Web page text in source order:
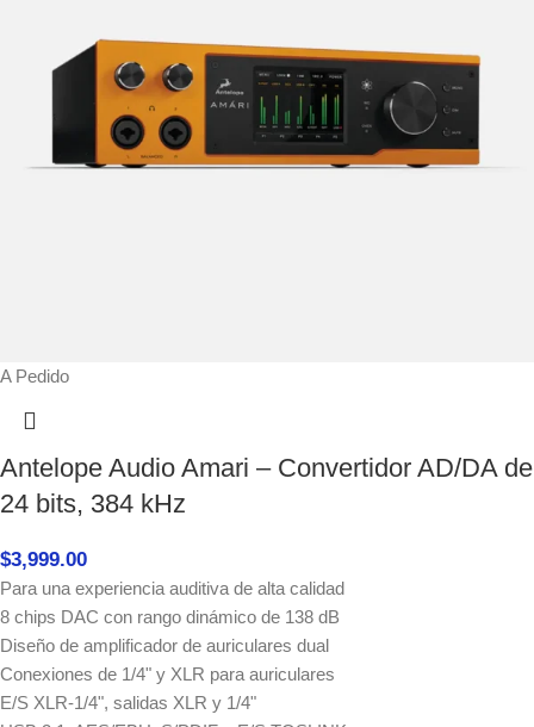
A Pedido
Antelope Audio Amari – Convertidor AD/DA de
24 bits, 384 kHz
$3,999.00
Para una experiencia auditiva de alta calidad
8 chips DAC con rango dinámico de 138 dB
Diseño de amplificador de auriculares dual
Conexiones de 1/4" y XLR para auriculares
E/S XLR-1/4", salidas XLR y 1/4"